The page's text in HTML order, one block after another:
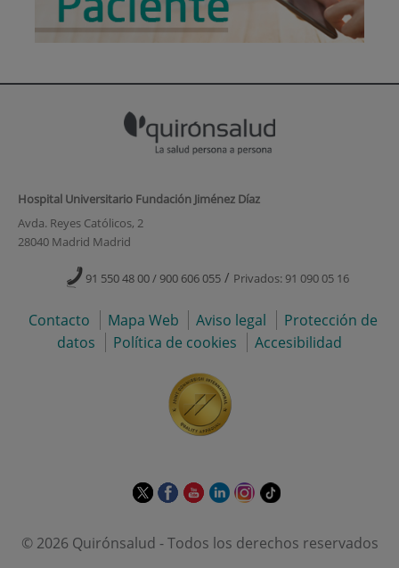
Hospital Universitario Fundación Jiménez Díaz
Avda. Reyes Católicos, 2
28040 Madrid Madrid
91 550 48 00 / 900 606 055 / Privados: 91 090 05 16
Contacto Mapa Web Aviso legal
Protección de
datos
Política de cookies Accesibilidad
Este
abrirá
Este
abrirá
Este
abrirá
Este
abrirá
Este
abrirá
Enlace
aplicación
© 2026 Quirónsalud - Todos los derechos reservados